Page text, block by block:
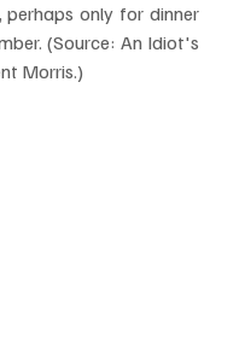
only for dinner
(Source: An Idiot's
Morris.)